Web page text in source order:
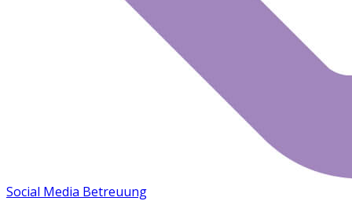
Social Media Betreuung